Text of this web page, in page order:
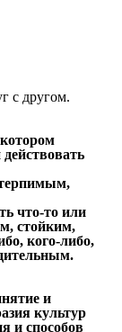
с другом.
терпимым,
что-то или
стойким,
кого-либо,
и
культур
и способов